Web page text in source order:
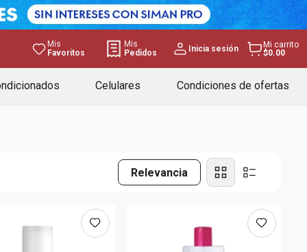
Mis
Favoritos
Mis
Pedidos
Inicia sesión
Mi carrito
$0.00
Celulares Condiciones de ofertas
Relevancia